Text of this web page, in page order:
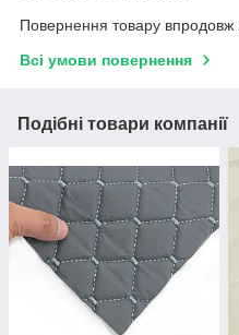
Повернення товару впродовж
Всі умови повернення
Подібні товари компанії